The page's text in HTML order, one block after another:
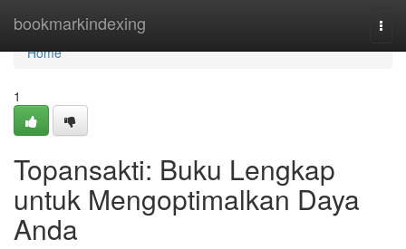
bookmarkindexing
Home
Home
1
Topansakti: Buku Lengkap
untuk Mengoptimalkan Daya
Anda